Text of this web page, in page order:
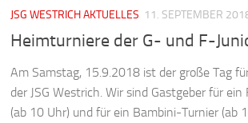
JSG WESTRICH AKTUELLES 11. SEPTEMBER
Heimturniere der G- und F-
Am Samstag, 15.9.2018 ist der große Tag
der JSG Westrich. Wir sind Gastgeber für
(ab 10 Uhr) und für ein Bambini-Turnier (ab